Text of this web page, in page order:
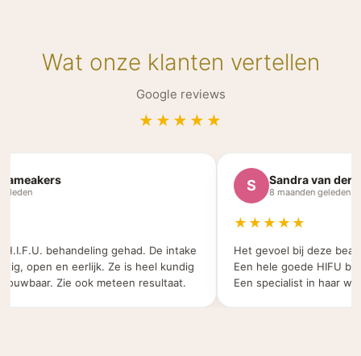
Wat onze klanten vertellen
Google reviews
★★★★★
behandeling gehad. De intake
open en eerlijk. Ze is heel kundig
Zie ook meteen resultaat.
S Sandra van der
8 maanden geleden
★★★★★
Het gevoel bij deze
Een hele goede HIFU
Een specialist in haar werk.